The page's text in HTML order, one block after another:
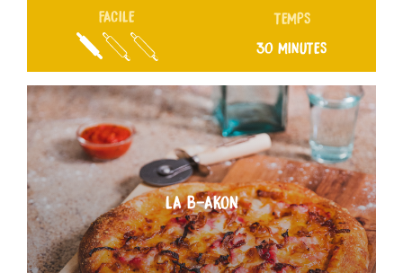
FACILE TEMPS
30 MINUTES
LA B-AKON